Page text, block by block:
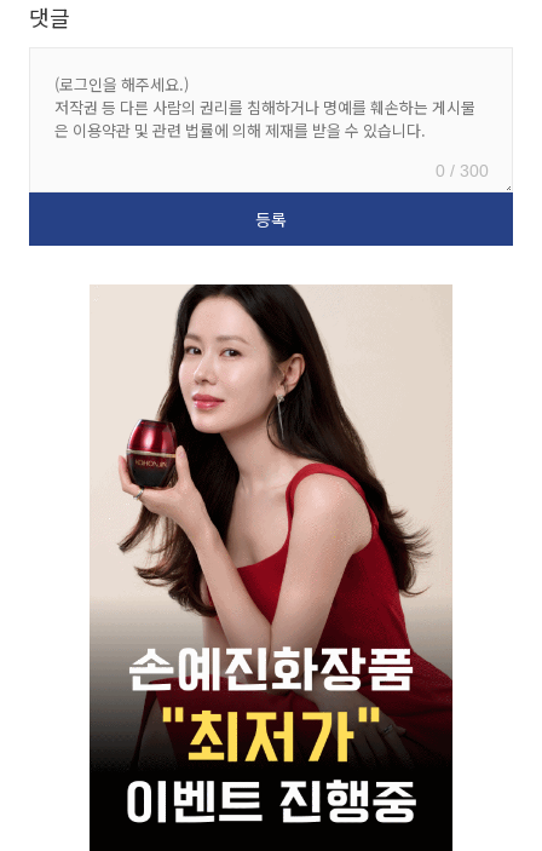
댓글
0 / 300